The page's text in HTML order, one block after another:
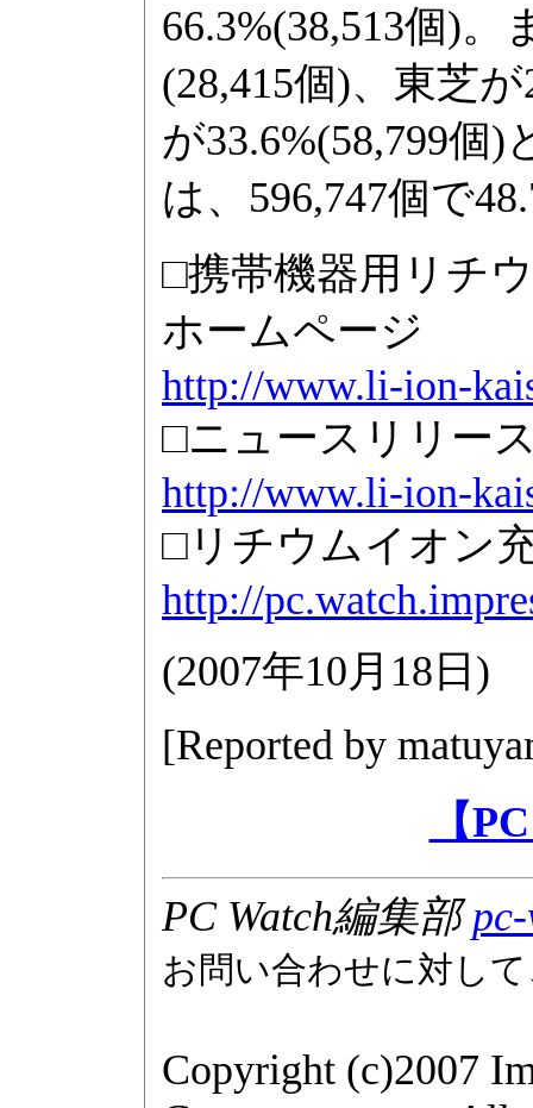
66.3%(38,513個)
(28,415個)、東芝
が33.6%(58,799個
は、596,747個で
□携帯機器用リチ
ホームページ
http://www.li-ion-
□ニュースリリー
http://www.li-ion-
□リチウムイオン
http://
(2007年10月18日 )
[Reported by
【
PC Watch編集部
お問い合わせに対し
Copyright (c)2007